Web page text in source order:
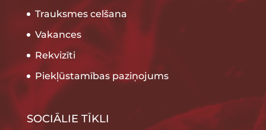
Trauksmes celšana
Vakances
Rekvizīti
Piekļūstamības paziņojums
SOCIĀLIE TĪKLI